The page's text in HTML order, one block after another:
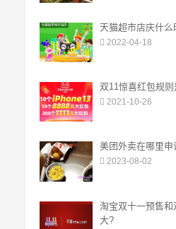
天猫超市店庆什么
2022-04-18
双11惊喜红包规则
2021-10-26
美团外卖在哪里申
2023-08-02
淘宝双十一预售
大?